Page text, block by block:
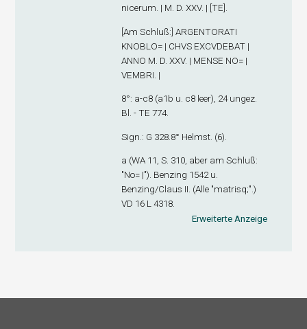
nicerum. | M. D. XXV. | [TE].
[Am Schluß:] ARGENTORATI
KNOBLO= | CHVS EXCVDEBAT |
ANNO M. D. XXV. | MENSE NO= |
VEMBRI. |
8°: a-c8 (a1b u. c8 leer), 24 ungez.
Bl. - TE 774.
Sign .: G 328.8° Helmst. (6).
a (WA 11, S. 310, aber am Schluß:
"No= |"). Benzing 1542 u.
Benzing/Claus II. (Alle "matrisq;".)
VD 16 L 4318.
Erweiterte Anzeige